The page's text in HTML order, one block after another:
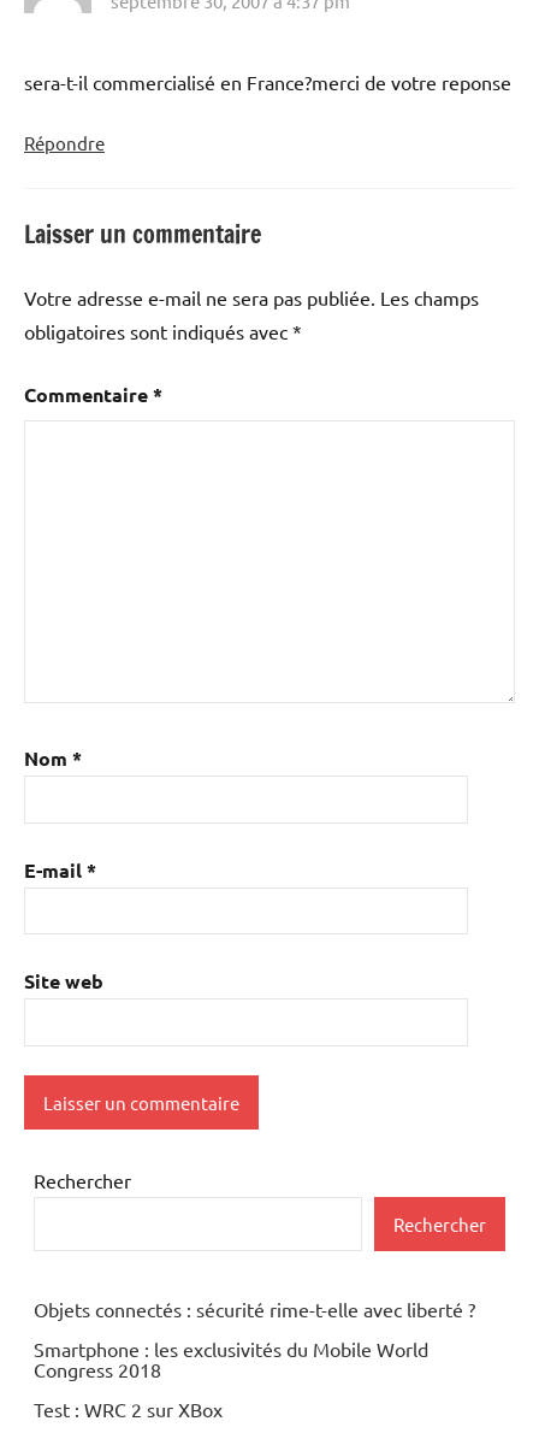
sera-t-il commercialisé en France?merci de votre reponse
Répondre
Laisser un commentaire
Votre adresse e-mail ne sera pas publiée. Les champs
obligatoires sont indiqués avec *
Commentaire*
Nom *
E-mail*
Site web
Rechercher
Rechercher
Objets connectés : sécurité rime-t-elle avec liberté ?
Smartphone : les exclusivités du Mobile World
Congress 2018
Test : WRC 2 sur XBox